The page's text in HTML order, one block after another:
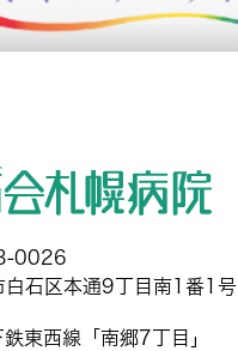
0026
白石区本通9丁目南1番1号
鉄東西線「南郷7丁目」